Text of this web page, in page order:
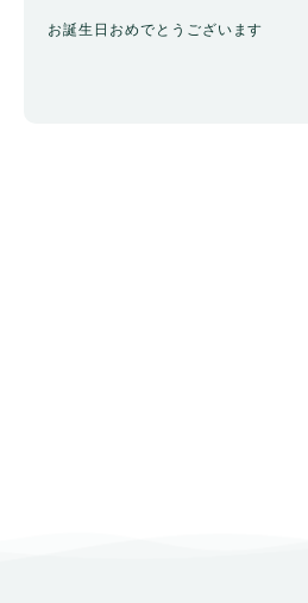
お誕生日おめでとうございます